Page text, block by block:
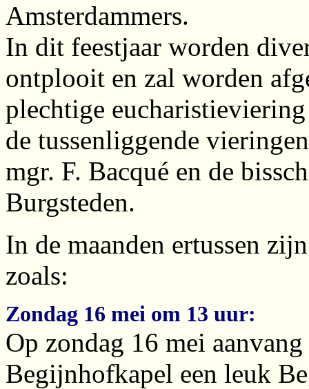
Amsterdammers.
In dit feestjaar worden
ontplooit en zal worden
plechtige
de tussenliggende
mgr. F. Bacqué en de
Burgsteden.
In de maanden ertussen
zoals:
Zondag 16 mei om 13 uur:
Op zondag 16 mei
Begijnhofkapel een leuk